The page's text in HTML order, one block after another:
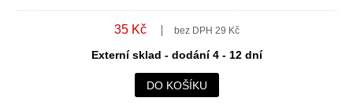
35 Kč bez DPH 29 Kč
Externí sklad - dodání 4 - 12 dní
DO KOŠÍKU